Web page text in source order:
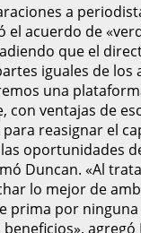
a
el acuerdo de
que el
iguales de los
una
con ventajas de
reasignar el
oportunidades
Duncan. «Al
lo mejor de
prima por
agregó